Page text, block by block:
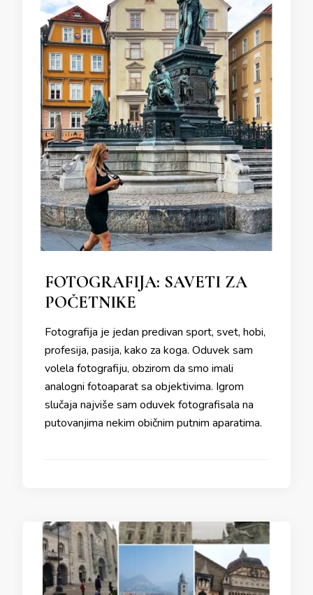
FOTOGRAFIJA: SAVETI ZA
POČETNIKE
Fotografija je jedan predivan sport, svet, hobi,
profesija, pasija, kako za koga. Oduvek sam
volela fotografiju, obzirom da smo imali
analogni fotoaparat sa objektivima. Igrom
slučaja najviše sam oduvek fotografisala na
putovanjima nekim običnim putnim aparatima.